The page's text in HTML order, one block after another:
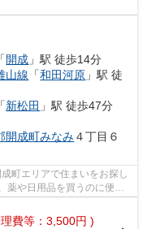
「開成 」駅 徒歩14分
山線 「和田河原 」駅 徒
「新松田 」駅 徒歩47分
開成町みなみ４丁目６
町エリアで住まいをお探し
薬や日用品を買うのに便利
費等：3,500円 )